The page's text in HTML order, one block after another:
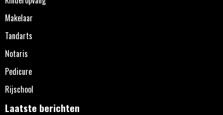
Makelaar
Tandarts
Notaris
Pedicure
Rijschool
Laatste berichten